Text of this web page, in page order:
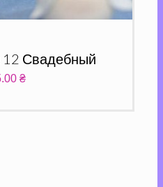
Свадебный
₴